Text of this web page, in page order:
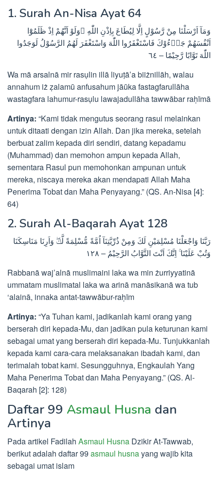
1. Surah An-Nisa Ayat 64
اَنْفُسَهُمْ جَاۤءُوْكَ فَاسْتَغْفَرُوا اللّٰهَ وَاسْتَغْفَرَ لَهُمُ الرَّسُوْلُ لَوَجَدُوا
اللّٰهَ تَوَّابًا رَّحِيْمًا – ٦٤
Wa mā arsalnā mir rasụlin illā liyuṭā’a biiżnillāh, walau
annahum iż ẓalamū anfusahum jāūka fastagfarullāha
wastagfara lahumur-rasụlu lawajadullāha tawwābar raḥīmā
Artinya: “Kami tidak mengutus seorang rasul melainkan
untuk ditaati dengan izin Allah. Dan jika mereka, setelah
berbuat zalim kepada diri sendiri, datang kepadamu
(Muhammad) dan memohon ampun kepada Allah,
sementara Rasul pun memohonkan ampunan untuk
mereka, niscaya mereka akan mendapati Allah Maha
Penerima Tobat dan Maha Penyayang.” (QS. An-Nisa [4]:
64)
2. Surah Al-Baqarah Ayat 128
وَتُبْ عَلَيْنَا ۚ اِنَّكَ اَنْتَ التَّوَّابُ الرَّحِيْمُ – ١٢٨
Rabbanā waj’alnā muslimaini laka wa min żurriyyatinā
ummatam muslimatal laka wa arinā manāsikanā wa tub
‘alainā, innaka antat-tawwābur-raḥīm
Artinya: “Ya Tuhan kami, jadikanlah kami orang yang
berserah diri kepada-Mu, dan jadikan pula keturunan kami
sebagai umat yang berserah diri kepada-Mu. Tunjukkanlah
kepada kami cara-cara melaksanakan ibadah kami, dan
terimalah tobat kami. Sesungguhnya, Engkaulah Yang
Maha Penerima Tobat dan Maha Penyayang.” (QS. Al-
Baqarah [2]: 128)
Daftar 99 Asmaul Husna dan
Artinya
Pada artikel Fadilah Asmaul Husna Dzikir At-Tawwab,
berikut adalah daftar 99 asmaul husnayang wajib kita
sebagai umat islam